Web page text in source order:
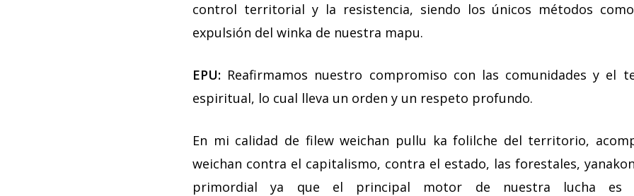
control territorial y la resistencia, siendo los únicos métodos
expulsión del winka de nuestra mapu.
EPU: Reafirmamos nuestro compromiso con las comunidades y el
espiritual, lo cual lleva un orden y un respeto profundo.
En mi calidad de filew weichan pullu ka folilche del territorio,
weichan contra el capitalismo, contra el estado, las forestales,
primordial ya que el principal motor de nuestra lucha